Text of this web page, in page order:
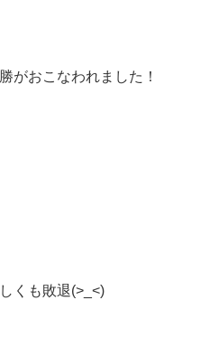
がおこなわれました！
くも敗退(>_<)